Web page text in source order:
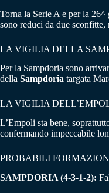
Torna la Serie A e per la
sono reduci da due
LA VIGILIA DELLA
Per la Sampdoria sono
della Sampdoria targata
LA VIGILIA
L’Empoli sta bene,
confermando impeccabile
PROBABILI
SAMPDORIA (4-3-1-2):